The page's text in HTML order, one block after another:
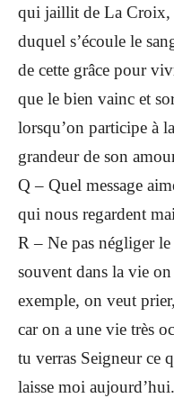
qui jaillit de La Croix,
duquel s’écoule le
de cette grâce pour
que le bien vainc et
lorsqu’on participe à
grandeur de son
Q – Quel message
qui nous regardent
R – Ne pas négliger
souvent dans la vie
exemple, on veut
car on a une vie très
tu verras Seigneur ce
laisse moi